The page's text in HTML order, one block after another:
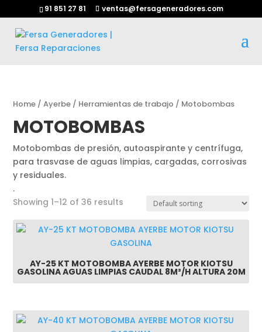
91 851 27 81 ventas@fersageneradores.com
Home /Ayerbe / Herramientas de trabajo / Motobombas
MOTOBOMBAS
Motobombas de presión, autoaspirante y centrífuga,
para trasvase de aguas limpias, cargadas, corrosivas
y residuales.
.
Showing 1–12 of 36 results
AY-25 KT MOTOBOMBA AYERBE MOTOR KIOTSU
GASOLINA AGUAS LIMPIAS CAUDAL 8M³/H ALTURA 20M